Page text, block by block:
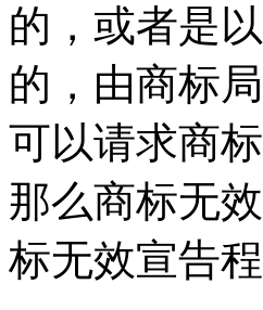
的，或者是
的，由商标
可以请求商
那么商标无
标无效宣告